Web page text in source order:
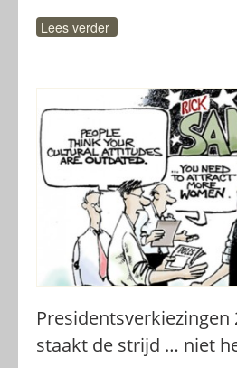
Lees verder
Presidentsverkiezingen
staakt de strijd … niet